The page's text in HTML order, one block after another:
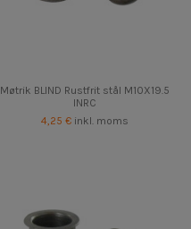
Møtrik BLIND Rustfrit stål M10X19.5
INRC
4,25 € inkl. moms